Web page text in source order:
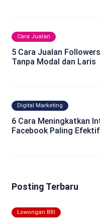
Cara Jualan
5 Cara Jualan
Tanpa Modal dan Laris
Digital Marketing
6 Cara Meningkatkan
Facebook Paling Efektif
Posting Terbaru
Lowongan BRI